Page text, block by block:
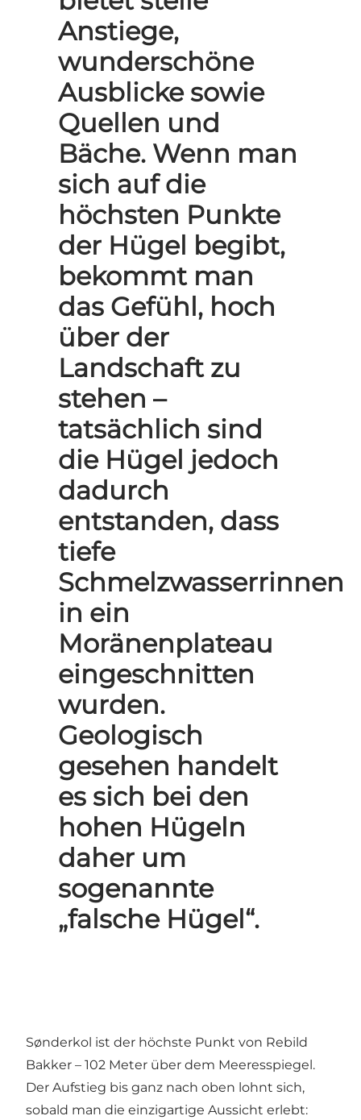
Anstiege,
wunderschöne
Ausblicke sowie
Quellen und
Bäche. Wenn man
sich auf die
höchsten Punkte
der Hügel begibt,
bekommt man
das Gefühl, hoch
über der
Landschaft zu
stehen –
tatsächlich sind
die Hügel jedoch
dadurch
entstanden, dass
tiefe
Schmelzwasserrinnen
in ein
Moränenplateau
eingeschnitten
wurden.
Geologisch
gesehen handelt
es sich bei den
hohen Hügeln
daher um
sogenannte
„falsche Hügel“.
Sønderkol ist der höchste Punkt von Rebild
Bakker – 102 Meter über dem Meeresspiegel.
Der Aufstieg bis ganz nach oben lohnt sich,
sobald man die einzigartige Aussicht erlebt: